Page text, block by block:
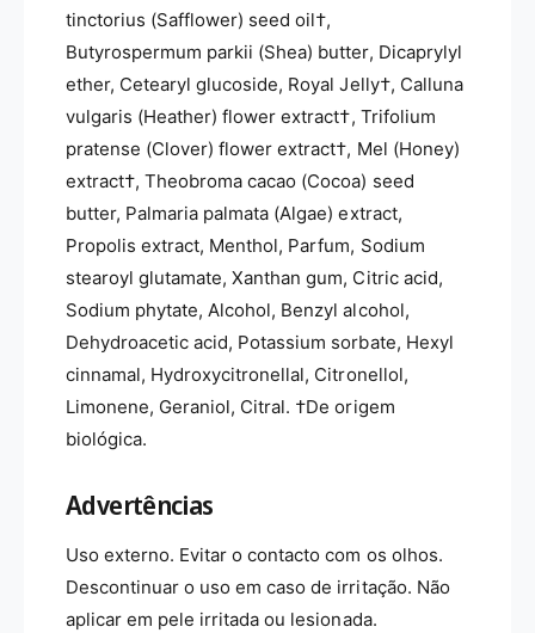
tinctorius (Safflower) seed oil†,
Butyrospermum parkii (Shea) butter, Dicaprylyl
ether, Cetearyl glucoside, Royal Jelly†, Calluna
vulgaris (Heather) flower extract†, Trifolium
pratense (Clover) flower extract†, Mel (Honey)
extract†, Theobroma cacao (Cocoa) seed
butter, Palmaria palmata (Algae) extract,
Propolis extract, Menthol, Parfum, Sodium
stearoyl glutamate, Xanthan gum, Citric acid,
Sodium phytate, Alcohol, Benzyl alcohol,
Dehydroacetic acid, Potassium sorbate, Hexyl
cinnamal, Hydroxycitronellal, Citronellol,
Limonene, Geraniol, Citral. †De origem
biológica.
Advertências
Uso externo. Evitar o contacto com os olhos.
Descontinuar o uso em caso de irritação. Não
aplicar em pele irritada ou lesionada.